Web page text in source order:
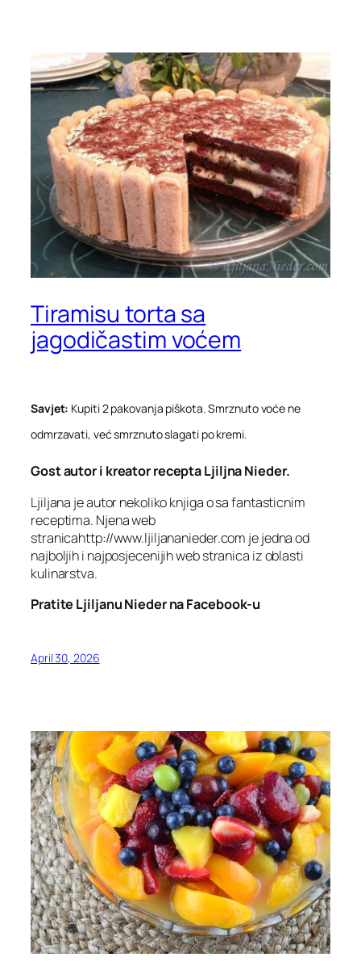
Tiramisu torta sa
jagodičastim voćem
Savjet: Kupiti 2 pakovanja piškota. Smrznuto voće ne
odmrzavati, već smrznuto slagati po kremi.
Gost autor i kreator recepta Ljiljna Nieder.
Ljiljana je autor nekoliko knjiga o sa fantasticnim
receptima. Njena web
stranicahttp://www.ljiljananieder.com je jedna od
najboljih i najposjecenijih web stranica iz oblasti
kulinarstva.
Pratite Ljiljanu Nieder na Facebook-u
April 30, 2026